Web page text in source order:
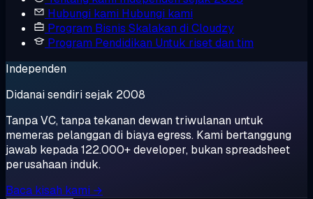
Hubungi kami Hubungi kami
Program Bisnis Skalakan di Cloudzy
Program Pendidikan Untuk riset dan tim
Independen
Didanai sendiri sejak 2008
Tanpa VC, tanpa tekanan dewan triwulanan untuk
memeras pelanggan di biaya egress. Kami bertanggung
jawab kepada 122.000+ developer, bukan spreadsheet
perusahaan induk.
Baca kisah kami →